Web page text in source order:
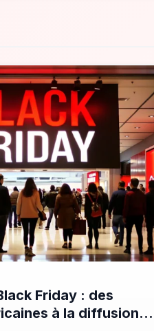
Friday : des
à la diffusion